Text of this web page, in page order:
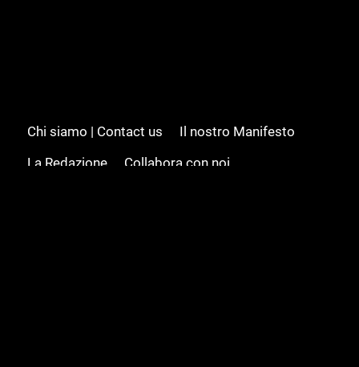
Chi siamo | Contact us
Il nostro Manifesto
La Redazione
Collabora con noi